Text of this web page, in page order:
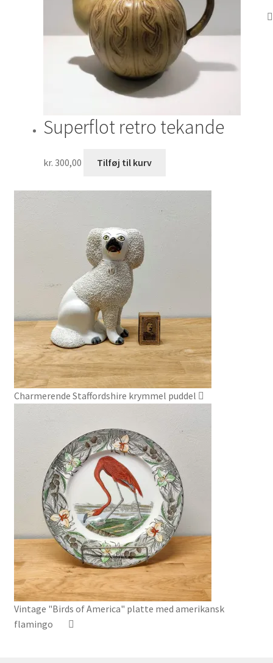
Superflot retro tekande
kr. 300,00 Tilføj til kurv
Charmerende Staffordshire krymmel puddel
Vintage "Birds of America" platte med amerikansk
flamingo